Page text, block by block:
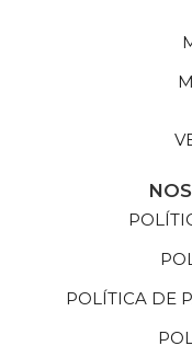
POLÍTICA DE